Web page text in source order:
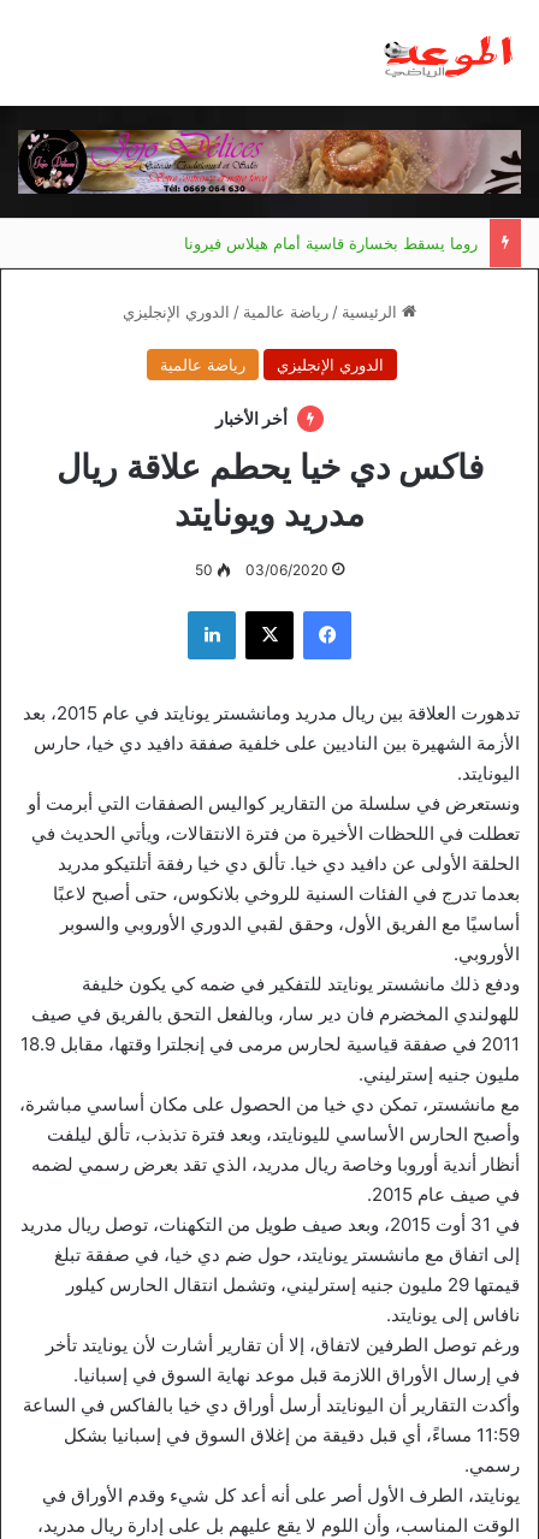
روما يسقط بخسارة قاسية أمام هيلاس فيرونا
الرئيسية /رياضة عالمية / الدوري الإنجليزي
الدوري الإنجليزي رياضة عالمية
أخر الأخبار
فاكس دي خيا يحطم علاقة ريال
مدريد ويونايتد
03/06/2020
50
فيسبوك ‫X لينكدإن
تدهورت العلاقة بين ريال مدريد ومانشستر يونايتد في عام 2015، بعد
الأزمة الشهيرة بين الناديين على خلفية صفقة دافيد دي خيا، حارس
اليونايتد.
ونستعرض في سلسلة من التقارير كواليس الصفقات التي أبرمت أو
تعطلت في اللحظات الأخيرة من فترة الانتقالات، ويأتي الحديث في
الحلقة الأولى عن دافيد دي خيا. تألق دي خيا رفقة أتلتيكو مدريد
بعدما تدرج في الفئات السنية للروخي بلانكوس، حتى أصبح لاعبًا
أساسيًا مع الفريق الأول، وحقق لقبي الدوري الأوروبي والسوبر
الأوروبي.
ودفع ذلك مانشستر يونايتد للتفكير في ضمه كي يكون خليفة
للهولندي المخضرم فان دير سار، وبالفعل التحق بالفريق في صيف
2011 في صفقة قياسية لحارس مرمى في إنجلترا وقتها، مقابل 18.9
مليون جنيه إسترليني.
مع مانشستر، تمكن دي خيا من الحصول على مكان أساسي مباشرة،
وأصبح الحارس الأساسي لليونايتد، وبعد فترة تذبذب، تألق ليلفت
أنظار أندية أوروبا وخاصة ريال مدريد، الذي تقد بعرض رسمي لضمه
في صيف عام 2015.
في 31 أوت 2015، وبعد صيف طويل من التكهنات، توصل ريال مدريد
إلى اتفاق مع مانشستر يونايتد، حول ضم دي خيا، في صفقة تبلغ
قيمتها 29 مليون جنيه إسترليني، وتشمل انتقال الحارس كيلور
نافاس إلى يونايتد.
ورغم توصل الطرفين لاتفاق، إلا أن تقارير أشارت لأن يونايتد تأخر
في إرسال الأوراق اللازمة قبل موعد نهاية السوق في إسبانيا.
وأكدت التقارير أن اليونايتد أرسل أوراق دي خيا بالفاكس في الساعة
11:59 مساءً، أي قبل دقيقة من إغلاق السوق في إسبانيا بشكل
رسمي.
يونايتد، الطرف الأول أصر على أنه أعد كل شيء وقدم الأوراق في
الوقت المناسب، وأن اللوم لا يقع عليهم بل على إدارة ريال مدريد،